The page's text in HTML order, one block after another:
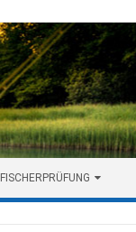
FISCHERPRÜFUNG